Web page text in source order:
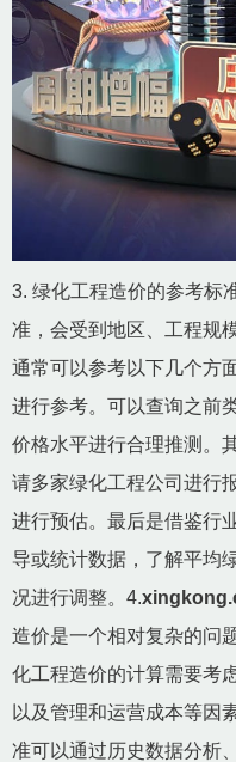
3. 绿化工程造价的参考标
准，会受到地区、工程规
通常可以参考以下几个方
进行参考。可以查询之前
价格水平进行合理推测。
请多家绿化工程公司进行
进行预估。最后是借鉴行
导或统计数据，了解平均
况进行调整。4.
造价是一个相对复杂的问
化工程造价的计算需要考
以及管理和运营成本等因
准可以通过历史数据分析